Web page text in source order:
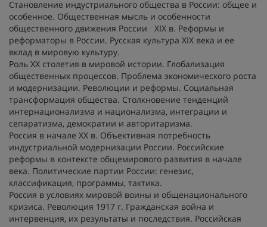
Становление индустриального общества в России: общее и
особенное. Общественная мысль и особенности
общественного движения России XIX в. Реформы и
реформаторы в России. Русская культура XIX века и ее
вклад в мировую культуру.
Роль ХХ столетия в мировой истории. Глобализация
общественных процессов. Проблема экономического роста
и модернизации. Революции и реформы. Социальная
трансформация общества. Столкновение тенденций
интернационализма и национализма, интеграции и
сепаратизма, демократии и авторитаризма.
Россия в начале ХХ в. Объективная потребность
индустриальной модернизации России. Российские
реформы в контексте общемирового развития в начале
века. Политические партии России: генезис,
классификация, программы, тактика.
Россия в условиях мировой воины и общенационального
кризиса. Революция 1917 г. Гражданская война и
интервенция, их результаты и последствия. Российская